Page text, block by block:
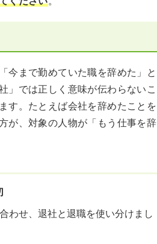
今まで勤めていた職を辞めた」と
」では正しく意味が伝わらないこ
す。たとえば会社を辞めたことを
が、対象の人物が「もう仕事を辞
わせ、退社と退職を使い分けまし